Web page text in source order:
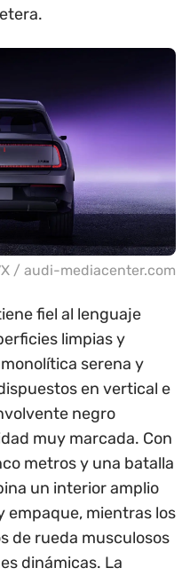
/ audi-mediacenter.com
fiel al lenguaje
limpias y
serena y
en vertical e
negro
muy marcada. Con
metros y una batalla
un interior amplio
empaque, mientras los
de rueda musculosos
dinámicas. La